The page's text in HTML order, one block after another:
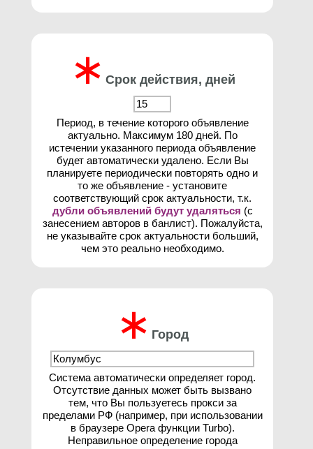
∗ Срок действия, дней
Период, в течение которого объявление
актуально. Максимум 180 дней. По
истечении указанного периода объявление
будет автоматически удалено. Если Вы
планируете периодически повторять одно и
то же объявление - установите
соответствующий срок актуальности, т.к.
дубли объявлений будут удаляться (с
занесением авторов в банлист). Пожалуйста,
не указывайте срок актуальности больший,
чем это реально необходимо.
∗ Город
Система автоматически определяет город.
Отсутствие данных может быть вызвано
тем, что Вы пользуетесь прокси за
пределами РФ (например, при использовании
в браузере Opera функции Turbo).
Неправильное определение города